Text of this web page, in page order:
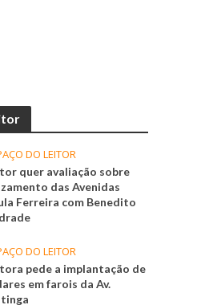
DO LEITOR
quer avaliação sobre
das Avenidas
Ferreira com Benedito
DO LEITOR
pede a implantação de
em farois da Av.